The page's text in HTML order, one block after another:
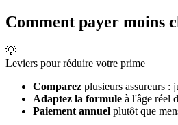
Comment payer moins
💡
Leviers pour réduire votre prime
Comparez plusieurs assureurs :
Adaptez la formule à l'âge réel
Paiement annuel plutôt que